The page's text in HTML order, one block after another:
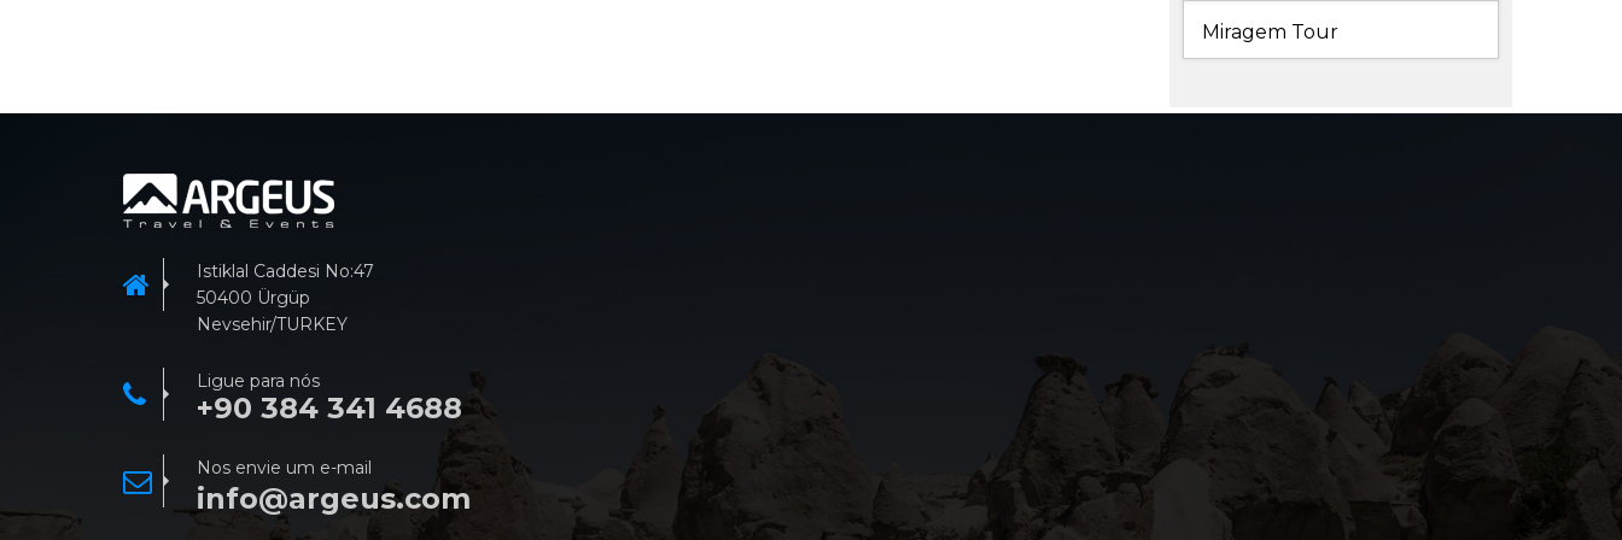
Miragem Tour
Istiklal Caddesi No:47
50400 Ürgüp
Nevsehir/TURKEY
Ligue para nós
+90 384 341 4688
Nos envie um e-mail
info@argeus.com